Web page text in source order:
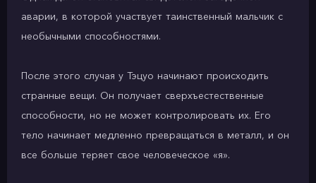
аварии, в которой участвует таинственный мальчик с
необычными способностями.
После этого случая у Тэцуо начинают происходить
странные вещи. Он получает сверхъестественные
способности, но не может контролировать их. Его
тело начинает медленно превращаться в металл, и он
все больше теряет свое человеческое «я».